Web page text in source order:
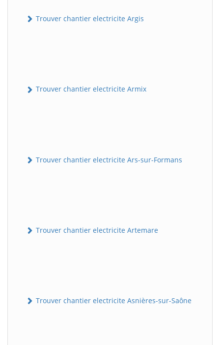
Trouver chantier electricite Argis
Trouver chantier electricite Armix
Trouver chantier electricite Ars-sur-Formans
Trouver chantier electricite Artemare
Trouver chantier electricite Asnières-sur-Saône